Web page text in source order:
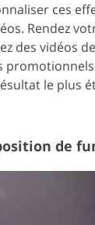
ces
Rendez
des vidéos
le plus